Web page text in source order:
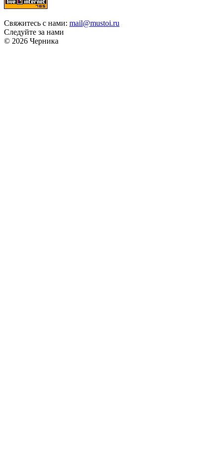
Свяжитесь с нами: mail@mustoi.ru
Следуйте за нами
© 2026 Черника